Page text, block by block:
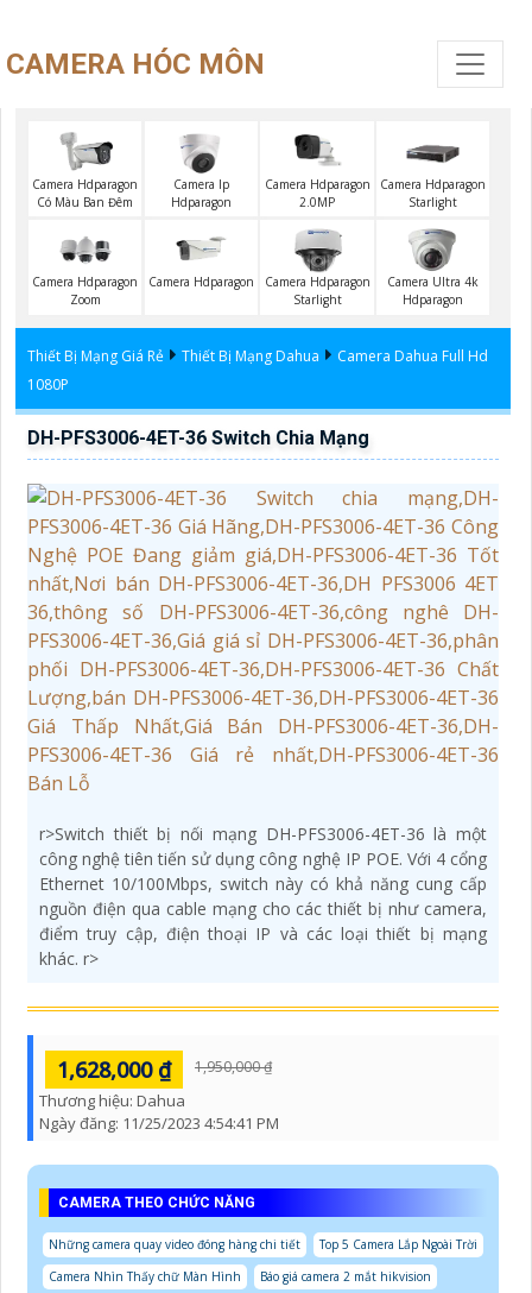
CAMERA HÓC MÔN
Camera Hdparagon
Có Màu Ban Đêm
Camera Ip
Hdparagon
Camera Hdparagon
2.0MP
Camera Hdparagon
Starlight
Camera Hdparagon
Zoom
Camera Hdparagon
Camera Hdparagon
Starlight
Camera Ultra 4k
Hdparagon
Thiết Bị Mạng Giá Rẻ Thiết Bị Mạng Dahua
Camera Dahua Full Hd
1080P
DH-PFS3006-4ET-36 Switch Chia Mạng
r>Switch thiết bị nối mạng DH-PFS3006-4ET-36 là một
công nghệ tiên tiến sử dụng công nghệ IP POE. Với 4 cổng
Ethernet 10/100Mbps, switch này có khả năng cung cấp
nguồn điện qua cable mạng cho các thiết bị như camera,
điểm truy cập, điện thoại IP và các loại thiết bị mạng
khác. r>
1,628,000 ₫ 1,950,000 ₫
Thương hiệu: Dahua
Ngày đăng: 11/25/2023 4:54:41 PM
CAMERA THEO CHỨC NĂNG
Những camera quay video đóng hàng chi tiết
Top 5 Camera Lắp Ngoài Trời
Camera Nhìn Thấy chữ Màn Hình
Báo giá camera 2 mắt hikvision